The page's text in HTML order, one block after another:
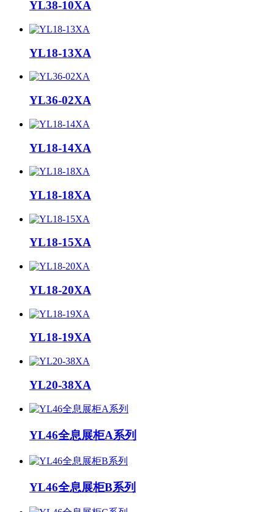
YL38-10XA
YL18-13XA
YL36-02XA
YL18-14XA
YL18-18XA
YL18-15XA
YL18-20XA
YL18-19XA
YL20-38XA
YL46全息展柜A系列
YL46全息展柜B系列